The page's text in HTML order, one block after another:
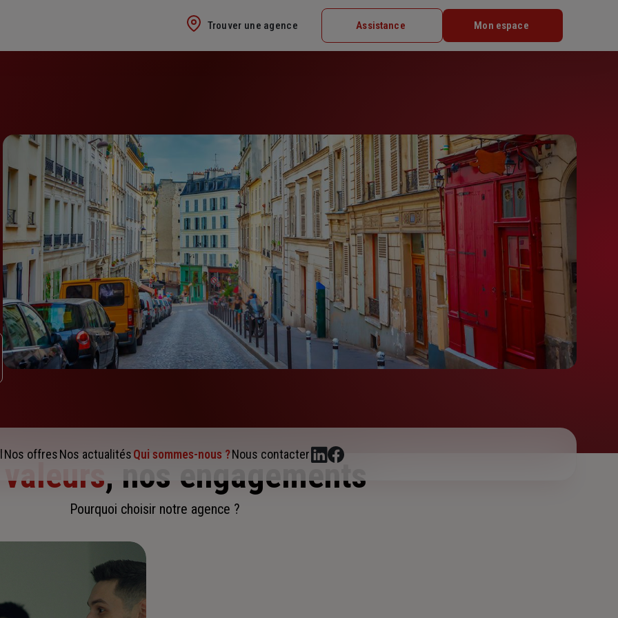
Trouver une agence Assistance Mon espace
Nos offresNos actualitésQui sommes-nous ?Nous contacter
, nos engagements
Pourquoi choisir notre agence ?